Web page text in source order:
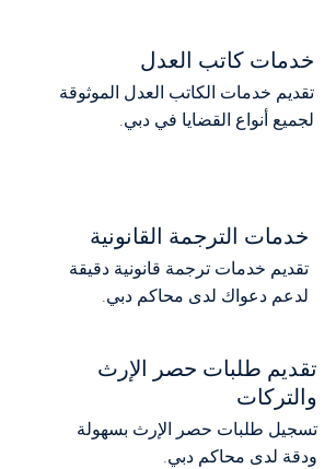
خدمات كاتب العدل
تقديم خدمات الكاتب العدل الموثوقة
لجميع أنواع القضايا في دبي.
خدمات الترجمة القانونية
تقديم خدمات ترجمة قانونية دقيقة
لدعم دعواك لدى محاكم دبي.
تقديم طلبات حصر الإرث
والترکات
تسجيل طلبات حصر الإرث بسهولة
ودقة لدى محاكم دبي.